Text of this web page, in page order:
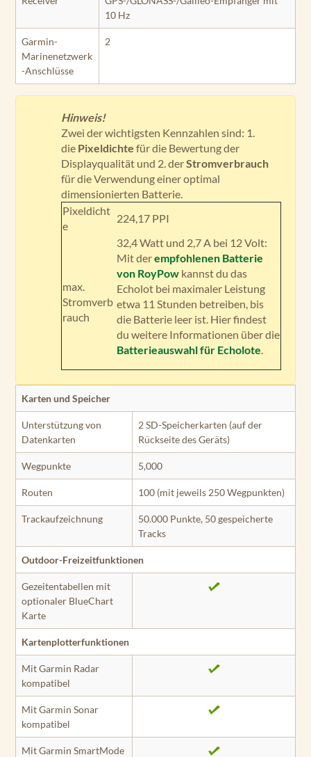
10 Hz
Garmin-
Marinenetzwerk
-Anschlüsse
2
Hinweis!
Zwei der wichtigsten Kennzahlen sind: 1.
die Pixeldichte für die Bewertung der
Displayqualität und 2. derStromverbrauch
für die Verwendung einer optimal
dimensionierten Batterie.
Pixeldicht
e
224,17 PPI
max.
Stromverb
rauch
32,4 Watt und 2,7 A bei 12 Volt:
Mit derempfohlenen Batterie
von RoyPow kannst du das
Echolot bei maximaler Leistung
etwa 11 Stunden betreiben, bis
die Batterie leer ist. Hier findest
du weitere Informationen über die
Batterieauswahl für Echolote.
Karten und Speicher
Unterstützung von
Datenkarten
2 SD-Speicherkarten (auf der
Rückseite des Geräts)
Wegpunkte 5,000
Routen 100 (mit jeweils 250 Wegpunkten)
Trackaufzeichnung
50.000 Punkte, 50 gespeicherte
Tracks
Outdoor-Freizeitfunktionen
Gezeitentabellen mit
optionaler BlueChart
Karte
Kartenplotterfunktionen
Mit Garmin Radar
kompatibel
Mit Garmin Sonar
kompatibel
Mit Garmin SmartMode